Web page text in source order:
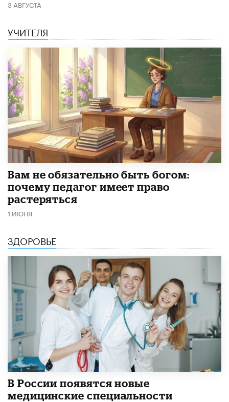
3 АВГУСТА
УЧИТЕЛЯ
​Вам не обязательно быть богом:
почему педагог имеет право
растеряться
1 ИЮНЯ
ЗДОРОВЬЕ
В России появятся новые
медицинские специальности